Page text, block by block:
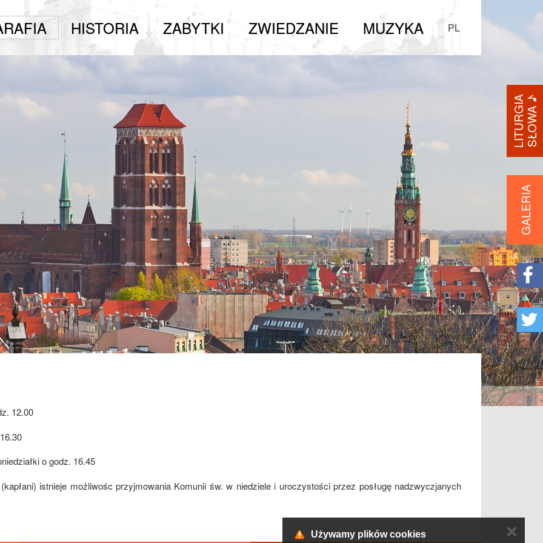
GALERIA
LITURGIASŁOWA ♪
HISTORIA ZABYTKI ZWIEDZANIE MUZYKA PL
12.00
o godz. 16.45
istnieje możliwośc przyjmowania Komunii św. w niedziele i uroczystości przez posługę nadzwyczjanych
Używamy plików cookies ✕